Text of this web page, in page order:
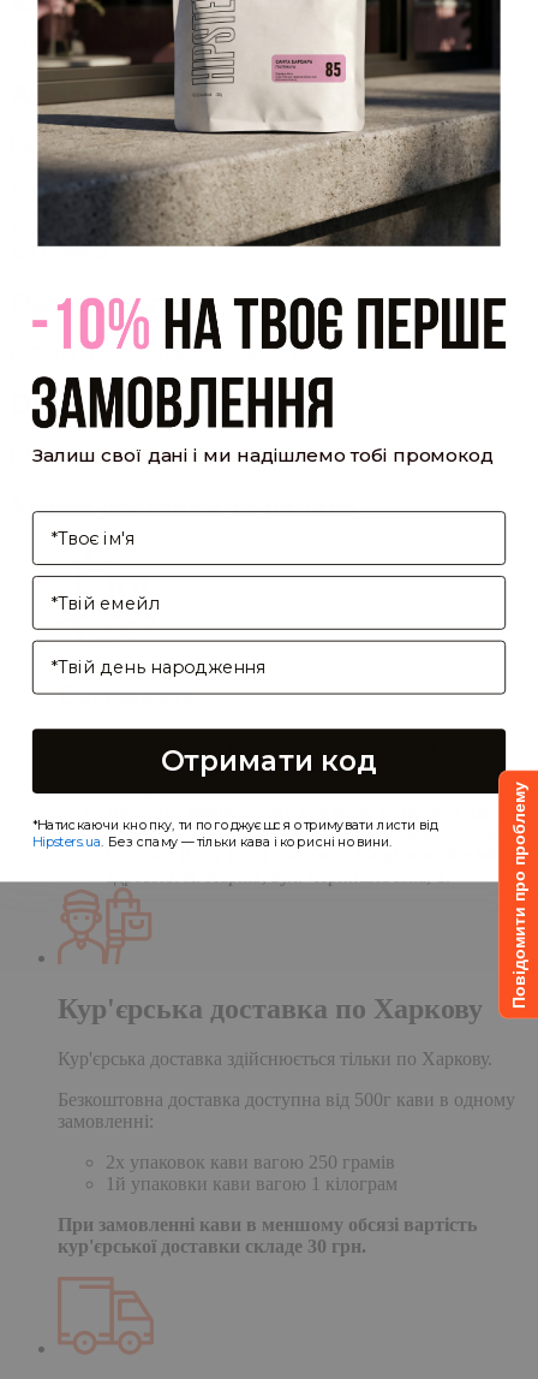
Повідомити про проблему
Закрити
Акаунт створено
Ви зареєструвалися на сайті Hipster.coffeeroasters і вже
можете користуватися особистим кабінетом, щоб отримувати
знижки та відстежувати історію замовлень!
мій профіль
Оптовий прайс
[cf7form cf7key="wholesale-popup"]
Обсмажування кави
[cf7form cf7key="roasting-popup"]
Умови доставки та оплати
Самовивіз
Самовивіз дає Вам можливість оформити
замовлення на сайті, а забрати його в нашій
кав'ярні. Деталі:
протягом однієї доби після обробки замовлення;
Чекаємо Вас у гості в кав'ярні
за
Кур'єрська доставка по Харкову
Кур'єрська доставка здійснюється тільки по Харкову.
Безкоштовна доставка доступна від 500г кави в одному
замовленні:
2х упаковок кави вагою 250 грамів
1й упаковки кави вагою 1 кілограм
При замовленні кави в меншому обсязі вартість
кур'єрської доставки складе 30 грн.
Залиш свої дані і ми надішлемо тобі промокод
І'мя
Enter your email address
Birthday
Отримати код
*Натискаючи кнопку, ти погоджуєшся отримувати листи від
Hipsters.ua. Без спаму — тільки кава і корисні новини.